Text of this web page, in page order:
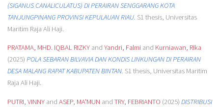
(SIGANUS CANALICULATUS) DI PERAIRAN SENGGARANG KOTA
TANJUNGPINANG PROVINSI KEPULAUAN RIAU. S1 thesis, Universitas
Maritim Raja Ali Haji.
PRATAMA, MHD. IQBAL RIZKYand Yandri, Falmiand Kurniawan, Rika
(2025) POLA SEBARAN BILVAVIA DAN KONDIS LINKUNGAN DI PERAIRAN
DESA MALANG RAPAT KABUPATEN BINTAN. S1 thesis, Universitas Maritim
Raja Ali Haji.
PUTRI, VINNYand ASEP, MA'MUN and TRY, FEBRIANTO (2025) DISTRIBUSI